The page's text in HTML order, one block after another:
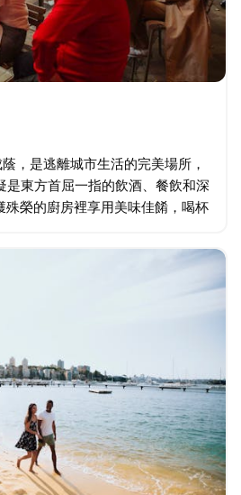
，是逃離城市生活的完美場所，
是東方首屈一指的飲酒、餐飲和深
殊榮的廚房裡享用美味佳餚，喝杯
著…